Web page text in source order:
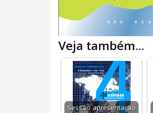
Veja também...
Sessão apresentação